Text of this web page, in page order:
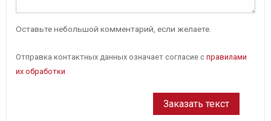
Оставьте небольшой комментарий, если желаете.
Отправка контактных данных означает согласие с правилами
их обработки